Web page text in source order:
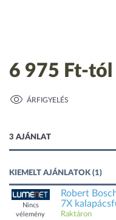
6 975 Ft-tól
ÁRFIGYELÉS
3 AJÁNLAT
KIEMELT AJÁNLATOK (1)
Nincs
vélemény
Robert
7X
Raktáron